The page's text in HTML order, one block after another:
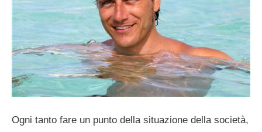
Ogni tanto fare un punto della situazione della società,